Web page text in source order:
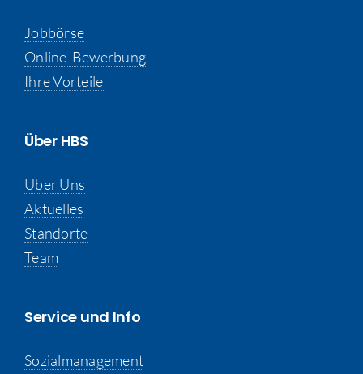
Jobbörse
Online-Bewerbung
Ihre Vorteile
Über HBS
Über Uns
Aktuelles
Standorte
Team
Service und Info
Sozialmanagement